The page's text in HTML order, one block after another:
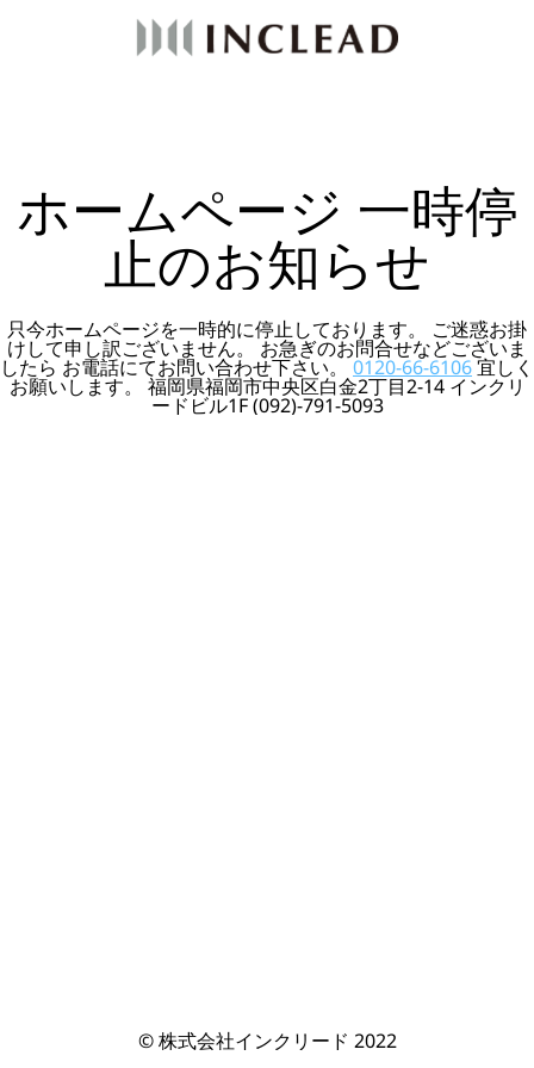
ホームページ 一時停
止のお知らせ
只今ホームページを一時的に停止しております。 ご迷惑お掛
けして申し訳ございません。 お急ぎのお問合せなどございま
したら お電話にてお問い合わせ下さい。0120-66-6106宜しく
お願いします。 福岡県福岡市中央区白金2丁目2-14 インクリ
ードビル1F (092)-791-5093
© 株式会社インクリード 2022